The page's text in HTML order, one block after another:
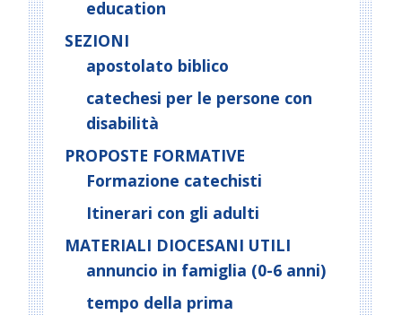
education
SEZIONI
apostolato biblico
catechesi per le persone con
disabilità
PROPOSTE FORMATIVE
Formazione catechisti
Itinerari con gli adulti
MATERIALI DIOCESANI UTILI
annuncio in famiglia (0-6 anni)
tempo della prima